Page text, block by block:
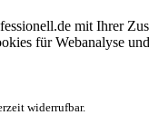
mit Ihrer
für Webanalyse
widerrufbar.